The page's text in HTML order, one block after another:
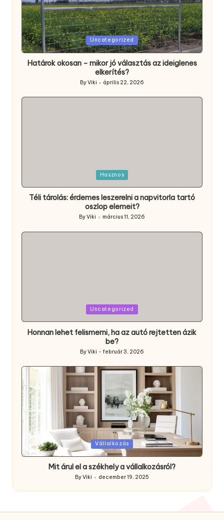
Posted
in
Uncategorized
Határok okosan – mikor jó választás az ideiglenes
elkerítés?
Posted
by
ByViki április 22, 2026
Hasznos
Téli tárolás: érdemes leszerelni a napvitorla tartó
oszlop elemeit?
Posted
ByViki március 11, 2026
Uncategorized
Honnan lehet felismerni, ha az autó rejtetten ázik
be?
Posted
by
ByViki február 3, 2026
Posted
in
Vállalkozás
Mit árul el a székhely a vállalkozásról?
Posted
by
ByViki december 19, 2025